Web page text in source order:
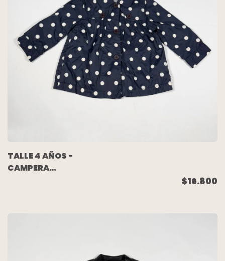
TALLE 4 AÑOS -
CAMPERA
$16.800